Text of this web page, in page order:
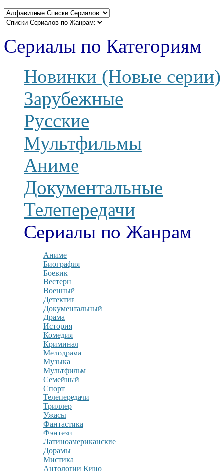
Сериалы по Категориям
Новинки (Новые серии)
Зарубежные
Русские
Мультфильмы
Аниме
Документальные
Телепередачи
Сериалы по Жанрам
Аниме
Биография
Боевик
Вестерн
Военный
Детектив
Документальный
Драма
История
Комедия
Криминал
Мелодрама
Музыка
Мультфильм
Семейный
Спорт
Телепередачи
Триллер
Ужасы
Фантастика
Фэнтези
Латиноамериканские
Дорамы
Мистика
Антологии Кино